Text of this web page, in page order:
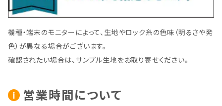
機種・端末のモニターによって、生地やロック糸の色味（明るさや発
色）が異なる場合がございます。
確認されたい場合は、サンプル生地をお取り寄せください。
営業時間について